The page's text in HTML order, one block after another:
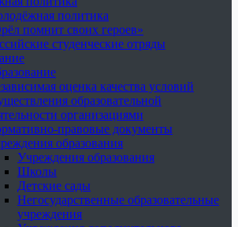
политика
помнит своих героев»
студенческие отряды
оценка качества условий
образовательной
организациями
правовые документы
образования
Учреждения образования
Школы
Детские сады
Негосударственные образовательные
учреждения